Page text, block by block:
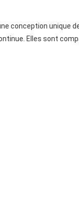
conception unique
Elles sont